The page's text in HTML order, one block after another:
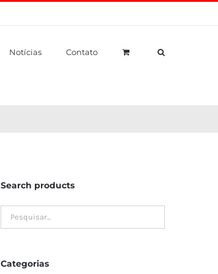
Notícias Contato
Search products
Categorias